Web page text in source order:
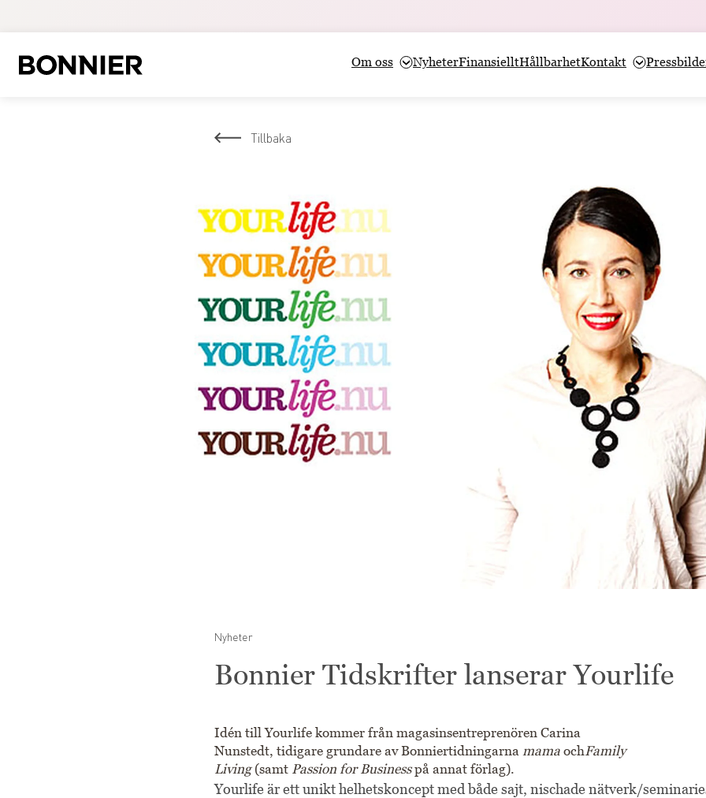
Om oss NyheterFinansielltHållbarhetKontakt
Tillbaka
Nyheter
Bonnier Tidskrifter lanserar Yourlife
Idén till Yourlife kommer från magasinsentreprenören Carina
Nunstedt, tidigare grundare av Bonniertidningarna mama ochFamily
Living(samt Passion for Businesspå annat förlag).
Yourlife är ett unikt helhetskoncept med både sajt, nischade nätverk/